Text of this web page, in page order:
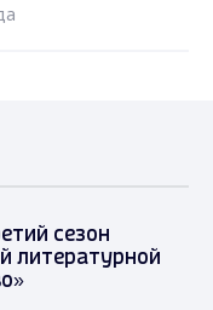
сезон
литературной